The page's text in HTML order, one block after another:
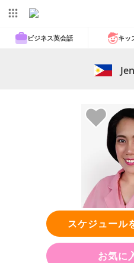
ビジネス英会話 キッ
Jen
スケジュール
お気に